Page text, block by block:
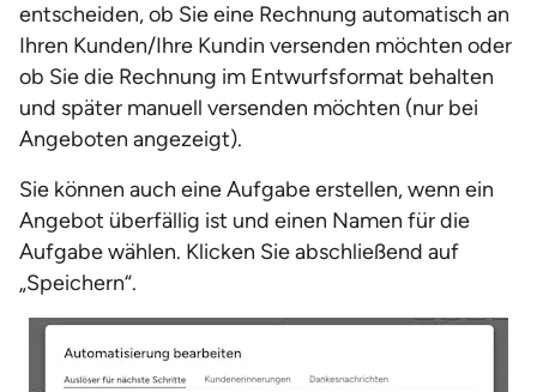
entscheiden, ob Sie eine Rechnung automatisch an
Ihren Kunden/Ihre Kundin versenden möchten oder
ob Sie die Rechnung im Entwurfsformat behalten
und später manuell versenden möchten (nur bei
Angeboten angezeigt).
Sie können auch eine Aufgabe erstellen, wenn ein
Angebot überfällig ist und einen Namen für die
Aufgabe wählen. Klicken Sie abschließend auf
„Speichern“.